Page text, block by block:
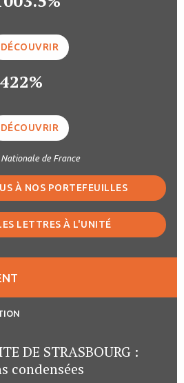
DÉCOUVRIR
DÉCOUVRIR
de France
À NOS PORTEFEUILLES
LETTRES À L'UNITÉ
DE STRASBOURG :
condensées